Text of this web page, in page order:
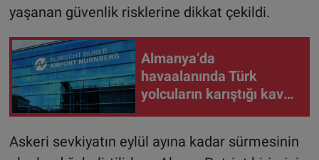
yaşanan güvenlik risklerine dikkat çekildi.
Almanya’da
havaalanında Türk
yolcuların karıştığı kavga
Askeri sevkiyatın eylül ayına kadar sürmesinin